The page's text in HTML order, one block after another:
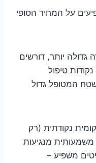
על המחיר הסופי
גדולה יותר, דורשים
טיפול
המטופל גדול
נקודתית (רק
מנגיעות
משפיע –